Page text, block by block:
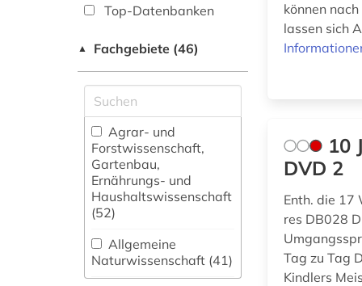
Top-Datenbanken
▲ Fachgebiete (46)
Agrar- und
Forstwissenschaft,
Gartenbau,
Ernährungs- und
Haushaltswissenschaft
(52)
Allgemeine
Naturwissenschaft (41)
können
lassen sich
10
DVD 2
Enth. die 17
res DB028
Tag zu Tag
Kindlers